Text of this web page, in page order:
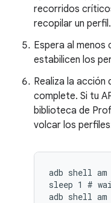
recorridos
recopilar un perfil.
Espera al menos
estabilicen los
Realiza la acción
complete. Si tu
biblioteca de
volcar los
adb shell
sleep 1 #
adb shell